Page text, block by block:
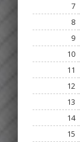
7
8
9
10
11
12
13
14
15